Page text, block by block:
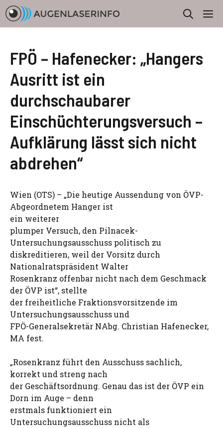
Zum
Inhalt
springen
FPÖ – Hafenecker: „Hangers
Ausritt ist ein
durchschaubarer
Einschüchterungsversuch –
Aufklärung lässt sich nicht
abdrehen“
Wien (OTS) – „Die heutige Aussendung von ÖVP-
Abgeordnetem Hanger ist
ein weiterer
plumper Versuch, den Pilnacek-
Untersuchungsausschuss politisch zu
diskreditieren, weil der Vorsitz durch
Nationalratspräsident Walter
Rosenkranz offenbar nicht nach dem Geschmack
der ÖVP ist“, stellte
der freiheitliche Fraktionsvorsitzende im
Untersuchungsausschuss und
FPÖ-Generalsekretär NAbg. Christian Hafenecker,
MA fest.
„Rosenkranz führt den Ausschuss sachlich,
korrekt und streng nach
der Geschäftsordnung. Genau das ist der ÖVP ein
Dorn im Auge – denn
erstmals funktioniert ein
Untersuchungsausschuss nicht als